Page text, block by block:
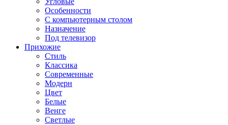
Особенности
С компьютерным столом
Назначение
Под телевизор
Прихожие
Стиль
Классика
Современные
Модерн
Цвет
Белые
Венге
Светлые